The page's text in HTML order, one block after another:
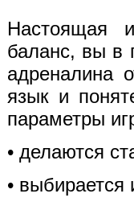
Настоящая
баланс, вы в
адреналина
язык и
параметры
• делаются
• выбирается